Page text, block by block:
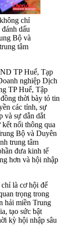
chỉ
dấu
Bộ và
tâm
TP Huế, Tạp
nghiệp Dịch
TP Huế, Tập
thời bày tỏ tin
các tỉnh, sự
và sự dẫn dắt
nối thông qua
Bộ và Duyên
trung tâm
đưa kinh tế
hơn và hội nhập
là cơ hội để
trọng trong
hải miền Trung
tạo sức bật
kỳ hội nhập sâu